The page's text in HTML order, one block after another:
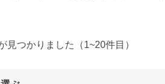
見つかりました （1~20件目）